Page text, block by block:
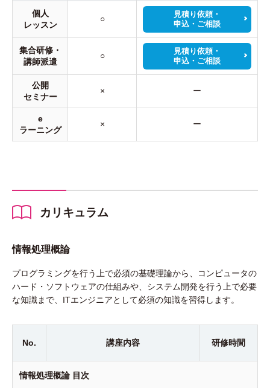
個人
レッスン
○
見積り依頼・
申込・ご相談
集合研修・
講師派遣
○
見積り依頼・
申込・ご相談
公開
セミナー
× ー
e
ラーニング
× ー
カリキュラム
情報処理概論
プログラミングを行う上で必須の基礎理論から、コンピュータの
ハード・ソフトウェアの仕組みや、システム開発を行う上で必要
な知識まで、ITエンジニアとして必須の知識を習得します。
No. 講座内容 研修時間
情報処理概論 目次